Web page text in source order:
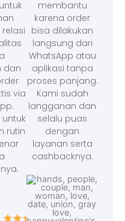
dan
via
rutin
membantu
karena order
bisa dilakukan
langsung dari
WhatsApp atau
aplikasi tanpa
proses panjang.
Kami sudah
langganan dan
selalu puas
dengan
layanan serta
cashbacknya.